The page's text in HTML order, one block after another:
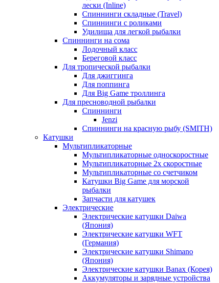
лески (Inline)
Спиннинги складные (Travel)
Спиннинги с роликами
Удилища для легкой рыбалки
Спиннинги на сома
Лодочный класс
Береговой класс
Для тропической рыбалки
Для джиггинга
Для поппинга
Для Big Game троллинга
Для пресноводной рыбалки
Спиннинги
Jenzi
Спиннинги на красную рыбу (SMITH)
Катушки
Мультипликаторные
Мультипликаторные односкоростные
Мультипликаторные 2х скоростные
Мультипликаторные со счетчиком
Катушки Big Game для морской
рыбалки
Запчасти для катушек
Электрические
Электрические катушки Daiwa
(Япония)
Электрические катушки WFT
(Германия)
Электрические катушки Shimano
(Япония)
Электрические катушки Banax (Корея)
Аккумуляторы и зарядные устройства